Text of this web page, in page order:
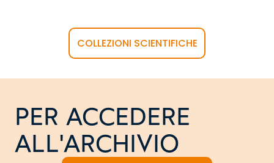
COLLEZIONI SCIENTIFICHE
PER ACCEDERE
ALL'ARCHIVIO